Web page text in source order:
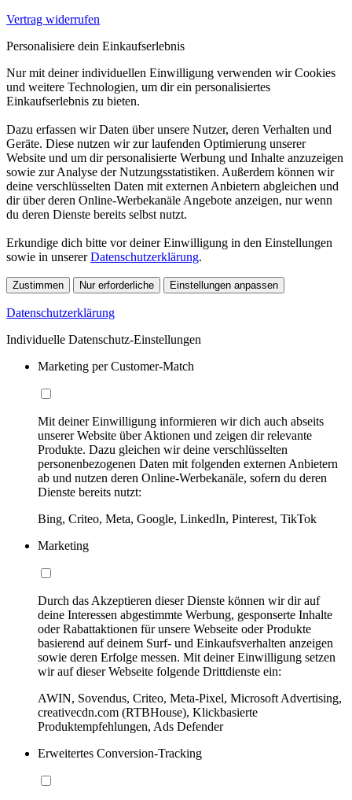
Vertrag widerrufen
Personalisiere dein Einkaufserlebnis
Nur mit deiner individuellen Einwilligung verwenden wir Cookies
und weitere Technologien, um dir ein personalisiertes
Einkaufserlebnis zu bieten.
Dazu erfassen wir Daten über unsere Nutzer, deren Verhalten und
Geräte. Diese nutzen wir zur laufenden Optimierung unserer
Website und um dir personalisierte Werbung und Inhalte anzuzeigen
sowie zur Analyse der Nutzungsstatistiken. Außerdem können wir
deine verschlüsselten Daten mit externen Anbietern abgleichen und
dir über deren Online-Werbekanäle Angebote anzeigen, nur wenn
du deren Dienste bereits selbst nutzt.
Erkundige dich bitte vor deiner Einwilligung in den Einstellungen
sowie in unsererDatenschutzerklärung.
Zustimmen Nur erforderliche Einstellungen anpassen
Datenschutzerklärung
Individuelle Datenschutz-Einstellungen
Marketing per Customer-Match
Mit deiner Einwilligung informieren wir dich auch abseits
unserer Website über Aktionen und zeigen dir relevante
Produkte. Dazu gleichen wir deine verschlüsselten
personenbezogenen Daten mit folgenden externen Anbietern
ab und nutzen deren Online-Werbekanäle, sofern du deren
Dienste bereits nutzt:
Bing, Criteo, Meta, Google, LinkedIn, Pinterest, TikTok
Marketing
Durch das Akzeptieren dieser Dienste können wir dir auf
deine Interessen abgestimmte Werbung, gesponserte Inhalte
oder Rabattaktionen für unsere Webseite oder Produkte
basierend auf deinem Surf- und Einkaufsverhalten anzeigen
sowie deren Erfolge messen. Mit deiner Einwilligung setzen
wir auf dieser Webseite folgende Drittdienste ein:
AWIN, Sovendus, Criteo, Meta-Pixel, Microsoft Advertising,
creativecdn.com (RTBHouse), Klickbasierte
Produktempfehlungen, Ads Defender
Erweitertes Conversion-Tracking